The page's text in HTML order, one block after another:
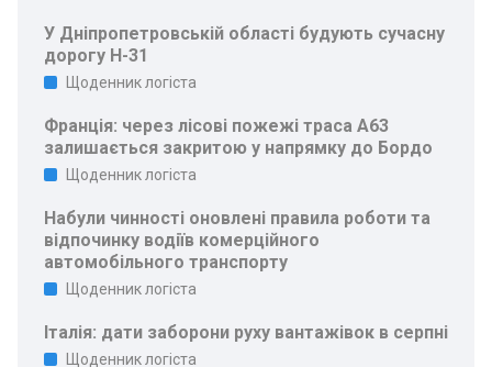
У Дніпропетровській області будують сучасну
дорогу Н-31
Щоденник логіста
Франція: через лісові пожежі траса A63
залишається закритою у напрямку до Бордо
Щоденник логіста
Набули чинності оновлені правила роботи та
відпочинку водіїв комерційного
автомобільного транспорту
Щоденник логіста
Італія: дати заборони руху вантажівок в серпні
Щоденник логіста